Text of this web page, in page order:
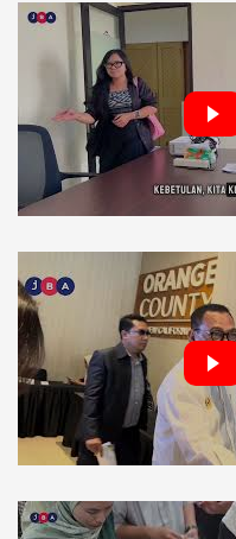
Disposal
Mudah Bersama
JBA Goes to
Office Bareng JBA
JBA Resmi Buka